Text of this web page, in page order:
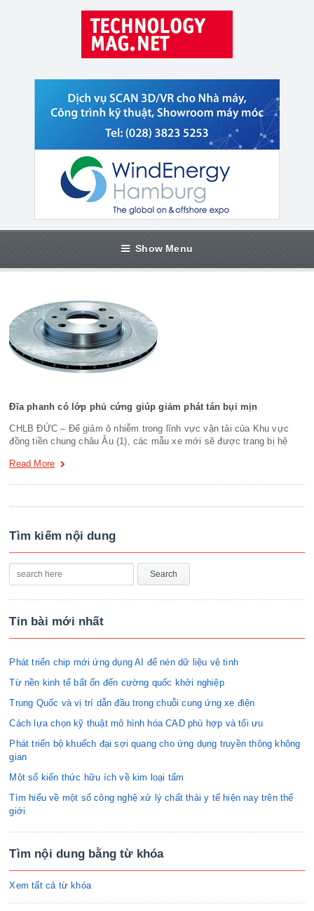
Show Menu
Đĩa phanh có lớp phủ cứng giúp giảm phát tán bụi mịn
CHLB ĐỨC – Để giảm ô nhiễm trong lĩnh vực vận tải của Khu vực
đồng tiền chung châu Âu (1), các mẫu xe mới sẽ được trang bị hệ
Read More
Tìm kiếm nội dung
Tin bài mới nhất
Phát triển chip mới ứng dụng AI để nén dữ liệu vệ tinh
Từ nền kinh tế bất ổn đến cường quốc khởi nghiệp
Trung Quốc và vị trí dẫn đầu trong chuỗi cung ứng xe điện
Cách lựa chọn kỹ thuật mô hình hóa CAD phù hợp và tối ưu
Phát triển bộ khuếch đại sợi quang cho ứng dụng truyền thông không
gian
Một số kiến thức hữu ích về kim loại tấm
Tìm hiểu về một số công nghệ xử lý chất thải y tế hiện nay trên thế
giới
Tìm nội dung bằng từ khóa
Xem tất cả từ khóa